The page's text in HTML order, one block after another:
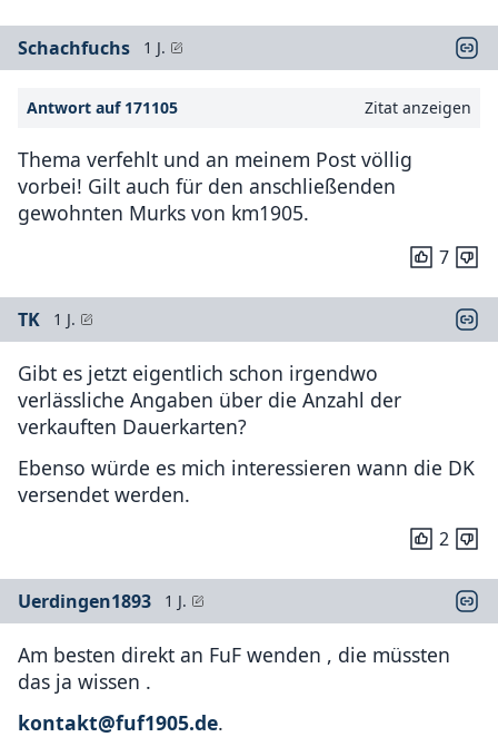
Schachfuchs 1 J.
Antwort auf 171105 Zitat anzeigen
Thema verfehlt und an meinem Post völlig
vorbei! Gilt auch für den anschließenden
gewohnten Murks von km1905.
7
TK 1 J.
Gibt es jetzt eigentlich schon irgendwo
verlässliche Angaben über die Anzahl der
verkauften Dauerkarten?
Ebenso würde es mich interessieren wann die DK
versendet werden.
2
Uerdingen1893 1 J.
Am besten direkt an FuF wenden , die müssten
das ja wissen .
kontakt@fuf1905.de.